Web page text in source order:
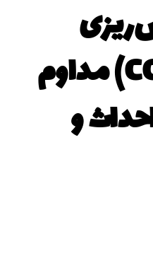
مداوم (CCM) در شرکت
و